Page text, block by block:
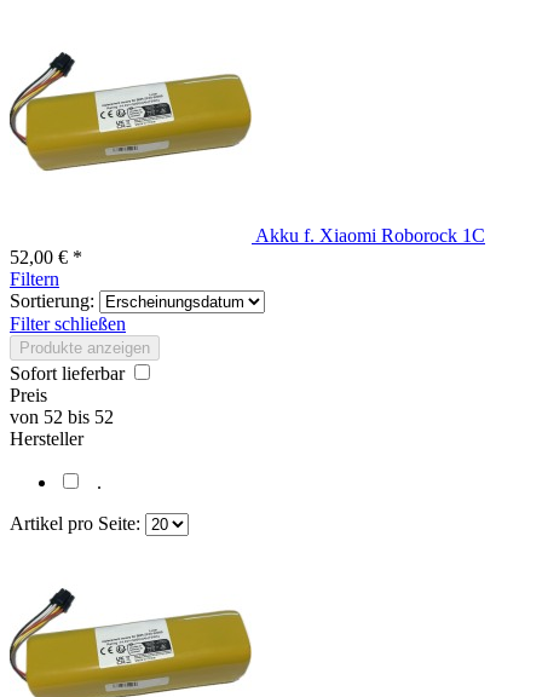
Akku f. Xiaomi Roborock 1C
52,00 € *
Filtern
Sortierung:
Filter schließen
Produkte anzeigen
Sofort lieferbar
Preis
von 52 bis 52
Hersteller
.
Artikel pro Seite: